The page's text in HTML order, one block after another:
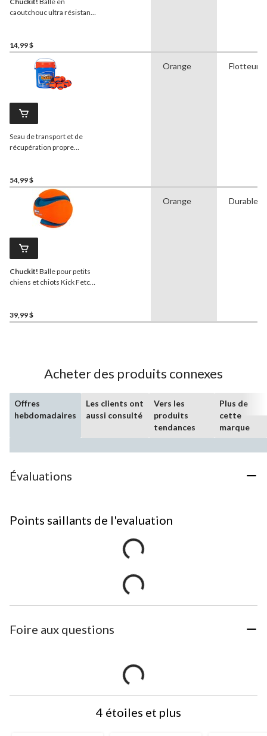
caoutchouc ultra résistant
14,99 $
Seau de transport et de
récupération propre
54,99 $
Orange Flotteurs
Chuckit! Balle pour petits
chiens et chiots Kick Fetch
39,99 $
Orange Durable
Acheter des produits connexes
Offres
hebdomadaires
Les clients ont
aussi consulté
Vers les
produits
tendances
Plus de
cette
marque
Évaluations
Points saillants de l'evaluation
Foire aux questions
4 étoiles et plus